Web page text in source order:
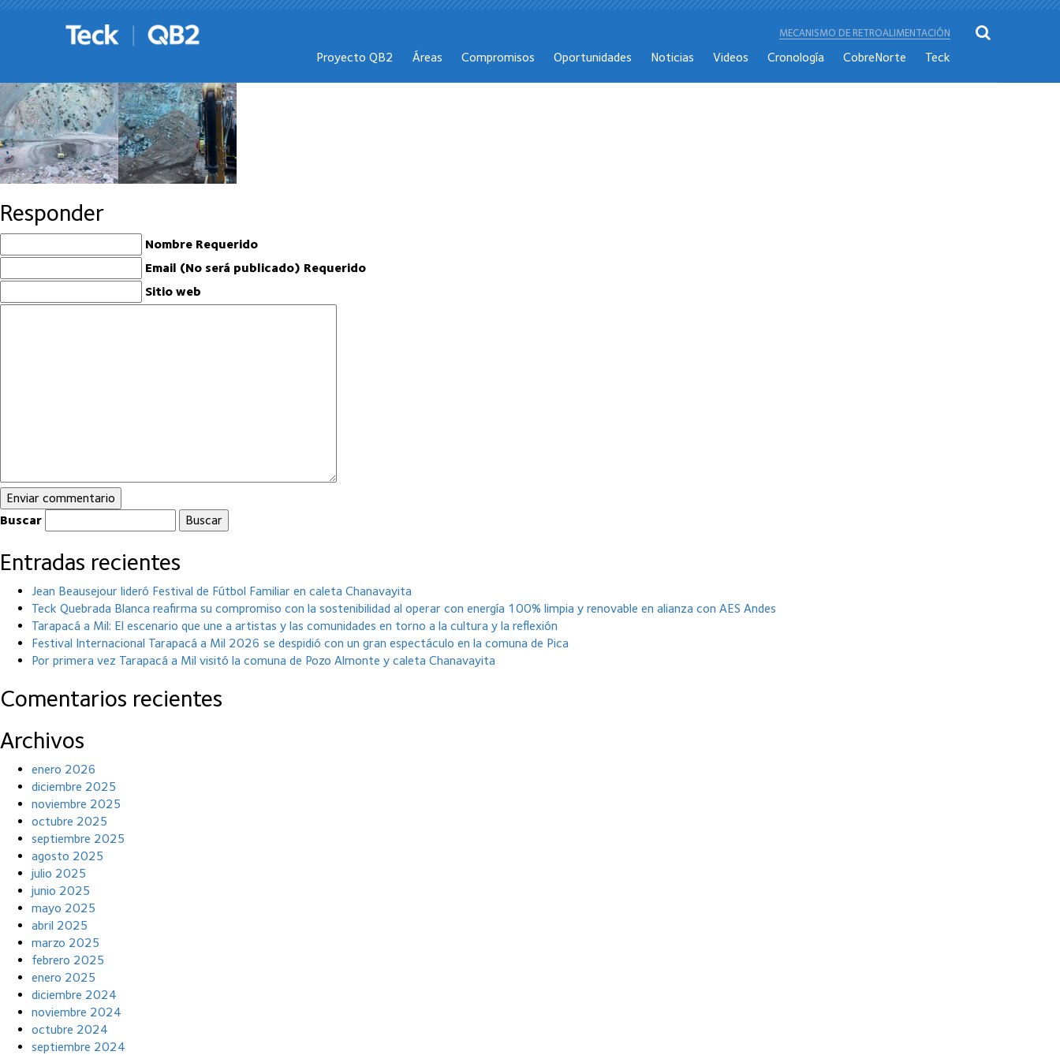
MECANISMO DE RETROALIMENTACIÓN
Proyecto QB2 Áreas Compromisos Oportunidades Noticias Videos Cronología CobreNorte Teck
SEP-2020
Responder
Nombre Requerido
Email (No será publicado) Requerido
Sitio web
Buscar
Entradas recientes
Jean Beausejour lideró Festival de Fútbol Familiar en caleta Chanavayita
Teck Quebrada Blanca reafirma su compromiso con la sostenibilidad al operar con energía 100% limpia y renovable en alianza con AES Andes
Tarapacá a Mil: El escenario que une a artistas y las comunidades en torno a la cultura y la reflexión
Festival Internacional Tarapacá a Mil 2026 se despidió con un gran espectáculo en la comuna de Pica
Por primera vez Tarapacá a Mil visitó la comuna de Pozo Almonte y caleta Chanavayita
Comentarios recientes
Archivos
enero 2026
diciembre 2025
noviembre 2025
octubre 2025
septiembre 2025
agosto 2025
julio 2025
junio 2025
mayo 2025
abril 2025
marzo 2025
febrero 2025
enero 2025
diciembre 2024
noviembre 2024
octubre 2024
septiembre 2024